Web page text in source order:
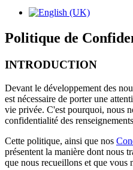
Politique de
INTRODUCTION
Devant le développement des
est nécessaire de porter une
vie privée. C'est pourquoi, nous
confidentialité des
Cette politique, ainsi que nos
présentent la manière dont nous
que nous recueillons et que vous